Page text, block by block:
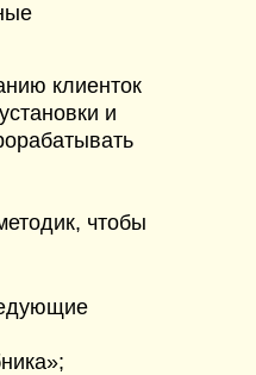
клиенток
и
чтобы